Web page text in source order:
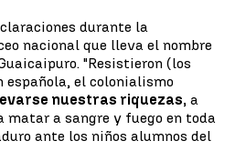
durante la
nacional que lleva el nombre
"Resistieron (los
española, el colonialismo
nuestras riquezas, a
matar a sangre y fuego en toda
ante los niños alumnos del